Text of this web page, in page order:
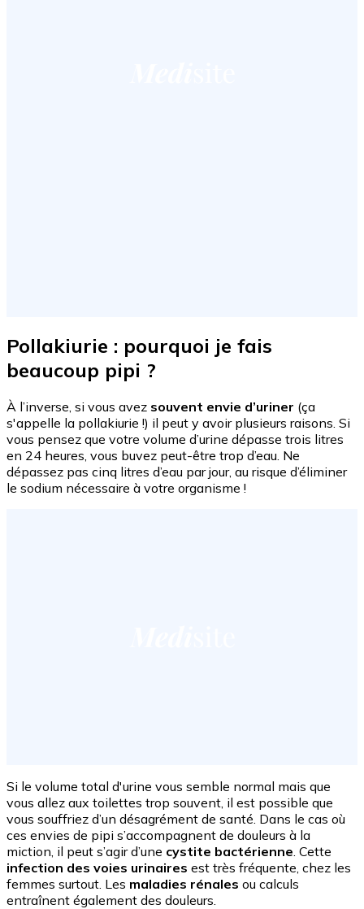
Pollakiurie : pourquoi je fais
beaucoup pipi ?
À l’inverse, si vous avez souvent envie d’uriner (ça
s'appelle la pollakiurie !) il peut y avoir plusieurs raisons. Si
vous pensez que votre volume d’urine dépasse trois litres
en 24 heures, vous buvez peut-être trop d’eau. Ne
dépassez pas cinq litres d’eau par jour, au risque d’éliminer
le sodium nécessaire à votre organisme !
Si le volume total d'urine vous semble normal mais que
vous allez aux toilettes trop souvent, il est possible que
vous souffriez d’un désagrément de santé. Dans le cas où
ces envies de pipi s’accompagnent de douleurs à la
miction, il peut s’agir d’une cystite bactérienne . Cette
infection des voies urinaires est très fréquente, chez les
femmes surtout. Les maladies rénales ou calculs
entraînent également des douleurs.